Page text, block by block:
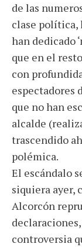
de las
clase política,
han dedicado
que en el
con
espectadores
que no han
alcalde
trascendido
polémica.
El escándalo
siquiera ayer,
Alcorcón
controversia